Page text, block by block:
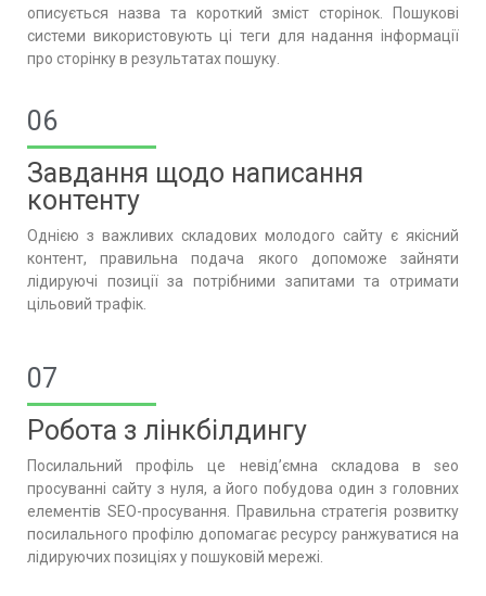
описується назва та короткий зміст сторінок. Пошукові
системи використовують ці теги для надання інформації
про сторінку в результатах пошуку.
06
Завдання щодо написання
контенту
Однією з важливих складових молодого сайту є якісний
контент, правильна подача якого допоможе зайняти
лідируючі позиції за потрібними запитами та отримати
цільовий трафік.
07
Робота з лінкбілдингу
Посилальний профіль це невід’ємна складова в seo
просуванні сайту з нуля, а його побудова один з головних
елементів SEO-просування. Правильна стратегія розвитку
посилального профілю допомагає ресурсу ранжуватися на
лідируючих позиціях у пошуковій мережі.